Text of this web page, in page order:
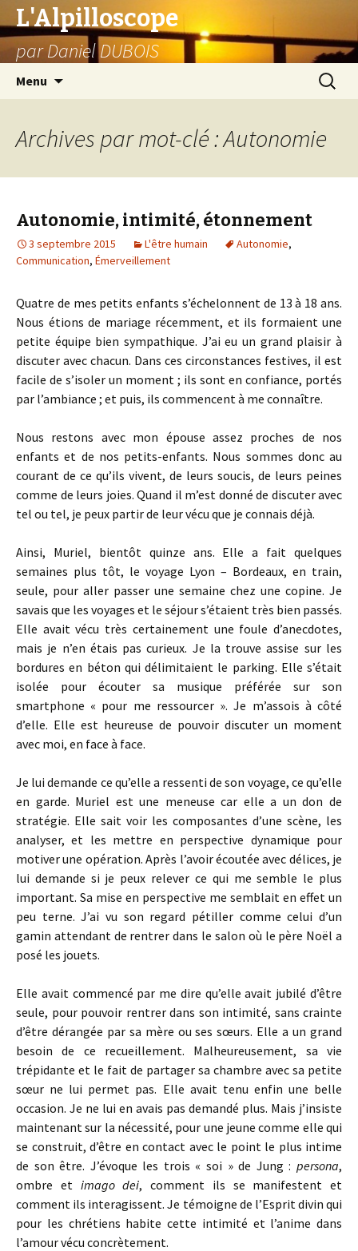
L'Alpilloscope
par Daniel DUBOIS
Menu
Archives par mot-clé : Autonomie
Autonomie, intimité, étonnement
3 septembre 2015 L'être humain Autonomie,
Communication, Émerveillement
Quatre de mes petits enfants s’échelonnent de 13 à 18 ans.
Nous étions de mariage récemment, et ils formaient une
petite équipe bien sympathique. J’ai eu un grand plaisir à
discuter avec chacun. Dans ces circonstances festives, il est
facile de s’isoler un moment ; ils sont en confiance, portés
par l’ambiance ; et puis, ils commencent à me connaître.
Nous restons avec mon épouse assez proches de nos
enfants et de nos petits-enfants. Nous sommes donc au
courant de ce qu’ils vivent, de leurs soucis, de leurs peines
comme de leurs joies. Quand il m’est donné de discuter avec
tel ou tel, je peux partir de leur vécu que je connais déjà.
Ainsi, Muriel, bientôt quinze ans. Elle a fait quelques
semaines plus tôt, le voyage Lyon – Bordeaux, en train,
seule, pour aller passer une semaine chez une copine. Je
savais que les voyages et le séjour s’étaient très bien passés.
Elle avait vécu très certainement une foule d’anecdotes,
mais je n’en étais pas curieux. Je la trouve assise sur les
bordures en béton qui délimitaient le parking. Elle s’était
isolée pour écouter sa musique préférée sur son
smartphone « pour me ressourcer ». Je m’assois à côté
d’elle. Elle est heureuse de pouvoir discuter un moment
avec moi, en face à face.
Je lui demande ce qu’elle a ressenti de son voyage, ce qu’elle
en garde. Muriel est une meneuse car elle a un don de
stratégie. Elle sait voir les composantes d’une scène, les
analyser, et les mettre en perspective dynamique pour
motiver une opération. Après l’avoir écoutée avec délices, je
lui demande si je peux relever ce qui me semble le plus
important. Sa mise en perspective me semblait en effet un
peu terne. J’ai vu son regard pétiller comme celui d’un
gamin attendant de rentrer dans le salon où le père Noël a
posé les jouets.
Elle avait commencé par me dire qu’elle avait jubilé d’être
seule, pour pouvoir rentrer dans son intimité, sans crainte
d’être dérangée par sa mère ou ses sœurs. Elle a un grand
besoin de ce recueillement. Malheureusement, sa vie
trépidante et le fait de partager sa chambre avec sa petite
sœur ne lui permet pas. Elle avait tenu enfin une belle
occasion. Je ne lui en avais pas demandé plus. Mais j’insiste
maintenant sur la nécessité, pour une jeune comme elle qui
se construit, d’être en contact avec le point le plus intime
de son être. J’évoque les trois « soi » de Jung : persona,
ombre et imago dei, comment ils se manifestent et
comment ils interagissent. Je témoigne de l’Esprit divin qui
pour les chrétiens habite cette intimité et l’anime dans
l’amour vécu concrètement.